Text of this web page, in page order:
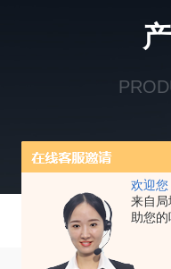
欢迎您
来自
助您的